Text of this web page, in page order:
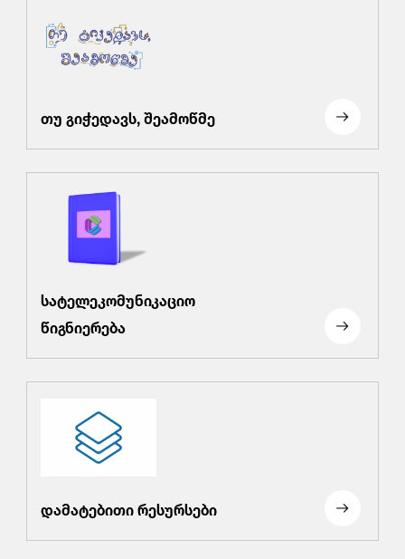
თუ გიჭედავს, შეამოწმე
სატელეკომუნიკაციო
წიგნიერება
დამატებითი რესურსები